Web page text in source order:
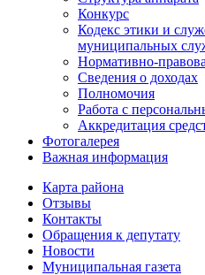
Конкурс
Кодекс этики и
муниципальных
Нормативно-
Сведения о доходах
Полномочия
Работа с
Аккредитация
Фотогалерея
Важная информация
Карта района
Отзывы
Контакты
Обращения к депутату
Новости
Муниципальная газета